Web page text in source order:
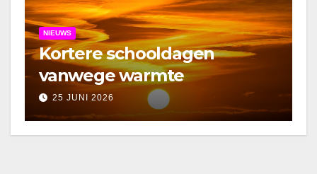
NIEUWS
Kortere schooldagen
vanwege warmte
25 JUNI 2026